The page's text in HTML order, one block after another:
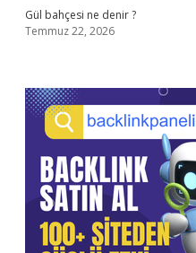
Gül bahçesi ne denir ?
Temmuz 22, 2026